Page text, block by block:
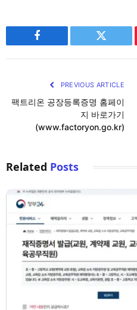
Facebook Twitter
PREVIOUS ARTICLE
팩트리온 공장등록증명 홈페이
지 바로가기
(www.factoryon.go.kr)
Related Posts